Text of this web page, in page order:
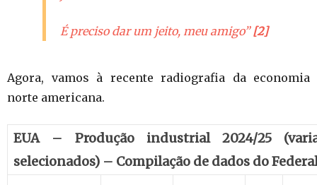
É preciso dar um jeito, meu amigo” [2]
Agora, vamos à recente radiografia da economia
norte americana.
EUA – Produção industrial 2024/25
selecionados) – Compilação de dados do